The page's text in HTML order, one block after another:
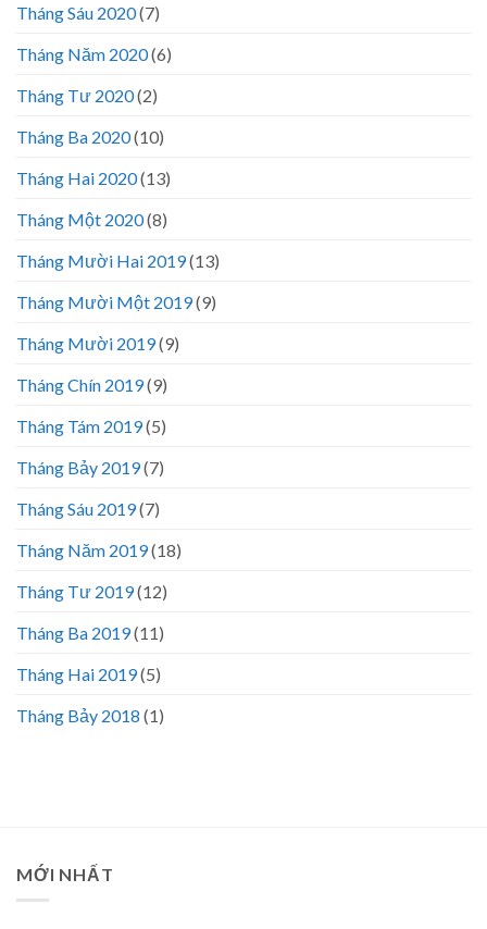
Tháng Sáu 2020(7)
Tháng Năm 2020(6)
Tháng Tư 2020(2)
Tháng Ba 2020(10)
Tháng Hai 2020(13)
Tháng Một 2020(8)
Tháng Mười Hai 2019(13)
Tháng Mười Một 2019(9)
Tháng Mười 2019(9)
Tháng Chín 2019(9)
Tháng Tám 2019(5)
Tháng Bảy 2019(7)
Tháng Sáu 2019(7)
Tháng Năm 2019(18)
Tháng Tư 2019(12)
Tháng Ba 2019(11)
Tháng Hai 2019(5)
Tháng Bảy 2018 (1)
MỚI NHẤT